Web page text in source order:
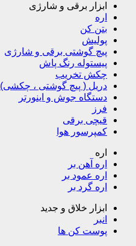
ابزار برقی و شارژی
اره
بتن کن
پولیش
پیچ گوشتی برقی و شارژی
پیستوله رنگ پاش
چکش تخریب
دریل ( پیچ گوشتی ، چکشی)
دستگاه جوش و اینورتر
فرز
قیچی برقی
کمپرسور هوا
اره
اره آهن بر
اره عمود بر
اره گرد بر
ابزار خلاق و جدید
انبر
پوست کن ها